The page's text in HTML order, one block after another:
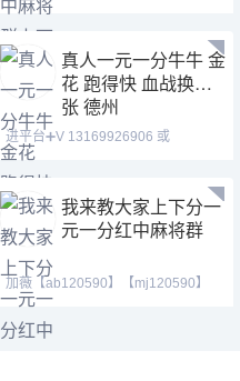
麻将群、跑得快群。
真人一元一分牛牛 金
花 跑得快 血战换三
张 德州
进平台➕V 13169926906 或
我来教大家上下分一
元一分红中麻将群
加薇【ab120590】【mj120590】
【tj525555】红中做鬼百